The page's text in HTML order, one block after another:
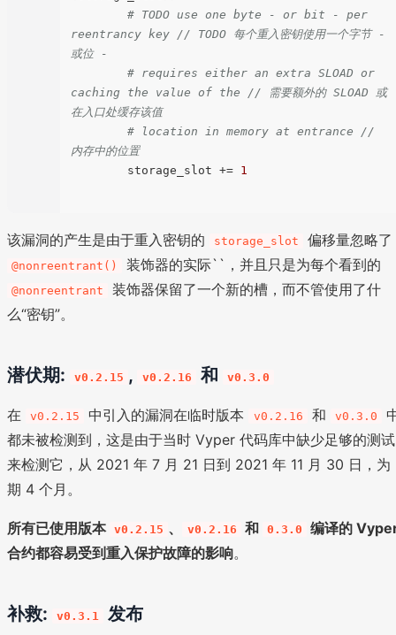
# TODO use one byte - or bit - per
reentrancy key // TODO 每个重入密钥使用一个字节 -
或位 -
# requires either an extra SLOAD or
caching the value of the // 需要额外的 SLOAD 或
在入口处缓存该值
# location in memory at entrance //
内存中的位置
        storage_slot +=
1
该漏洞的产生是由于重入密钥的 storage_slot 偏移量忽略了
@nonreentrant() 装饰器的实际``，并且只是为每个看到的
@nonreentrant
装饰器保留了一个新的槽，而不管使用了什
么“密钥”。
潜伏期: v0.2.15 , v0.2.16 和 v0.3.0
在 v0.2.15 中引入的漏洞在临时版本 v0.2.16 和 v0.3.0
都未被检测到，这是由于当时 Vyper 代码库中缺少足够的测试
来检测它，从 2021 年 7 月 21 日到 2021 年 11 月 30 日，为
期 4 个月。
所有已使用版本 v0.2.15 、 v0.2.16 和 0.3.0
编译的
合约都容易受到重入保护故障的影响。
补救: v0.3.1 发布